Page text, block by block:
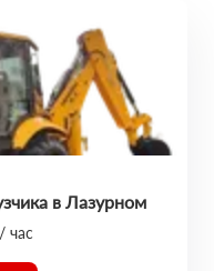
в Лазурном
час